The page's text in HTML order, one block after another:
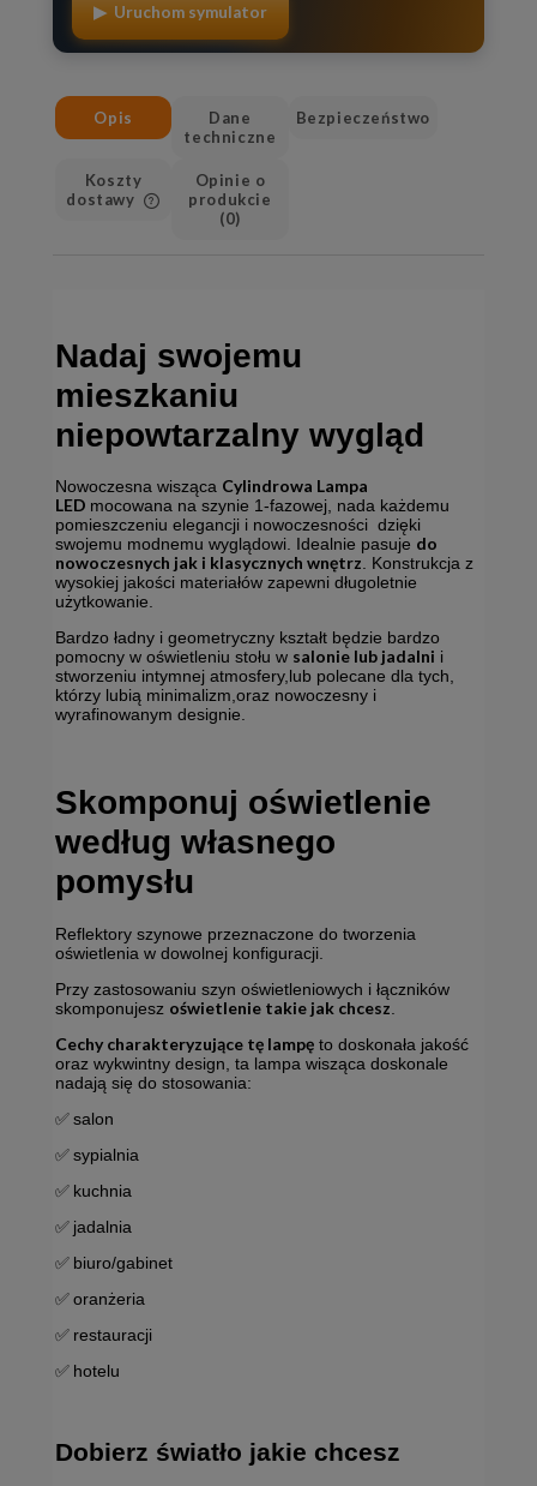
▶ Uruchom symulator
Opis
Dane
techniczne
Bezpieczeństwo
Koszty
dostawy
Cena nie zawiera ewentualnych
Opinie o
produkcie
(0)
Nadaj swojemu
mieszkaniu
niepowtarzalny wygląd
Nowoczesna wisząca Cylindrowa Lampa
LED mocowana na szynie 1-fazowej, nada każdemu
pomieszczeniu elegancji i nowoczesności dzięki
swojemu modnemu wyglądowi. Idealnie pasuje do
nowoczesnych jak i klasycznych wnętrz. Konstrukcja z
wysokiej jakości materiałów zapewni długoletnie
użytkowanie.
Bardzo ładny i geometryczny kształt będzie bardzo
pomocny w oświetleniu stołu w salonie lub jadalni i
stworzeniu intymnej atmosfery,lub polecane dla tych,
którzy lubią minimalizm,oraz nowoczesny i
wyrafinowanym designie.
Skomponuj oświetlenie
według własnego
pomysłu
Reflektory szynowe przeznaczone do tworzenia
oświetlenia w dowolnej konfiguracji.
Przy zastosowaniu szyn oświetleniowych i łączników
skomponujesz oświetlenie takie jak chcesz
Cechy charakteryzujące tę lampę to doskonała jakość
oraz wykwintny design, ta lampa wisząca doskonale
nadają się do stosowania:
✅salon
✅sypialnia
✅ kuchnia
✅ jadalnia
✅ biuro/gabinet
✅oranżeria
✅ restauracji
✅ hotelu
Dobierz światło jakie chcesz